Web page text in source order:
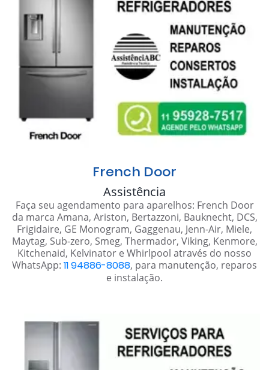
French Door
Assistência
Faça seu agendamento para aparelhos: French Door
da marca Amana, Ariston, Bertazzoni, Bauknecht, DCS,
Frigidaire, GE Monogram, Gaggenau, Jenn-Air, Miele,
Maytag, Sub-zero, Smeg, Thermador, Viking, Kenmore,
Kitchenaid, Kelvinator e Whirlpool através do nosso
WhatsApp: 11 94886-8088, para manutenção, reparos
e instalação.